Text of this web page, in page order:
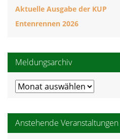
Aktuelle Ausgabe der KUP
Entenrennen 2026
Meldungsarchiv
Meldungsarchiv
Anstehende Veranstaltungen